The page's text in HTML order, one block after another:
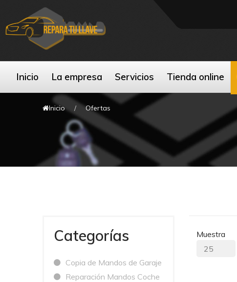
Inicio La empresa Servicios Tienda online
Inicio Ofertas
Categorías
Copia de Mandos de Garaje
Reparación Mandos Coche
Muestra